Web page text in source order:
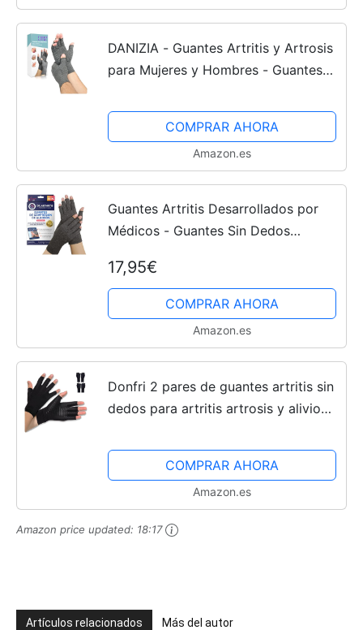
DANIZIA - Guantes Artritis y Artrosis
para Mujeres y Hombres - Guantes
Artritis Reumatoide y Artrosis -
Guantes sin dedos...
COMPRAR AHORA
Amazon.es
Guantes Artritis Desarrollados por
Médicos - Guantes Sin Dedos
Enfermedad de Raynaud y Túnel
Carpiano - Incluye Manual...
17,95€
COMPRAR AHORA
Amazon.es
Donfri 2 pares de guantes artritis sin
dedos para artritis artrosis y alivio
tendinitis del túnel carpiano, para
juegos de...
COMPRAR AHORA
Amazon.es
Amazon price updated: 18:17
Artículos relacionados Más del autor